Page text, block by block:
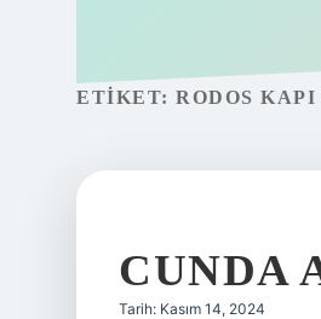
ETIKET: RODOS
CUNDA
Tarih: Kasım 14, 2024